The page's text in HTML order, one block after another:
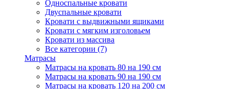
Односпальные кровати
Двуспальные кровати
Кровати с выдвижными ящиками
Кровати с мягким изголовьем
Кровати из массива
Все категории (7)
Матрасы
Матрасы на кровать 80 на 190 см
Матрасы на кровать 90 на 190 см
Матрасы на кровать 120 на 200 см